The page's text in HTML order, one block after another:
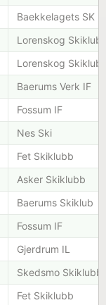
Baekkelagets SK
Lorenskog
Lorenskog
Baerums Verk IF
Fossum IF
Nes Ski
Fet Skiklubb
Asker Skiklubb
Baerums Skiklub
Fossum IF
Gjerdrum IL
Skedsmo Skiklubb
Fet Skiklubb